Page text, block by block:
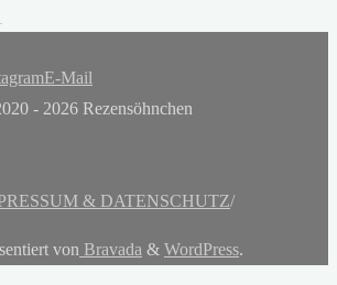
E-Mail
- 2026 Rezensöhnchen
& DATENSCHUTZ/
von Bravada & WordPress.